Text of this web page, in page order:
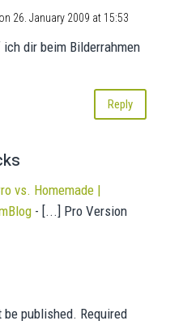
on 26. January 2009 at 15:53
dir beim Bilderrahmen
Reply
vs. Homemade |
- [...] Pro Version
published. Required